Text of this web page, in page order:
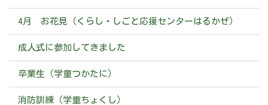
4月 お花見（くらし・しごと応援センターはるかぜ）
成人式に参加してきました
卒業生（学童つかたに）
消防訓練（学童ちょくし）